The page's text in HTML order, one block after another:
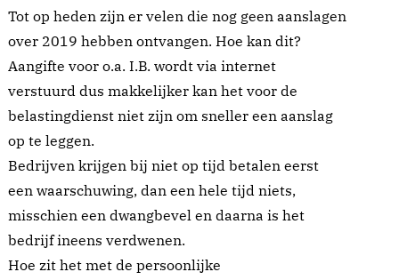
Tot op heden zijn er velen die nog geen aanslagen
over 2019 hebben ontvangen. Hoe kan dit?
Aangifte voor o.a. I.B. wordt via internet
verstuurd dus makkelijker kan het voor de
belastingdienst niet zijn om sneller een aanslag
op te leggen.
Bedrijven krijgen bij niet op tijd betalen eerst
een waarschuwing, dan een hele tijd niets,
misschien een dwangbevel en daarna is het
bedrijf ineens verdwenen.
Hoe zit het met de persoonlijke